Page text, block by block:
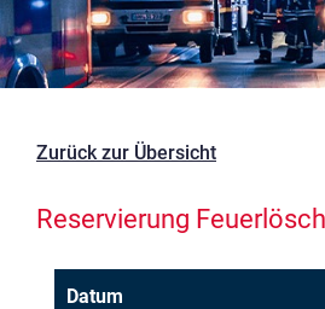
Zurück zur Übersicht
Reservierung
Datum